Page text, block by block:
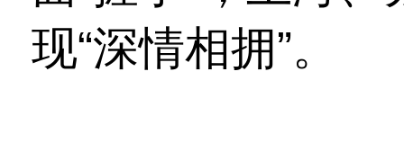
现“深情相拥”。